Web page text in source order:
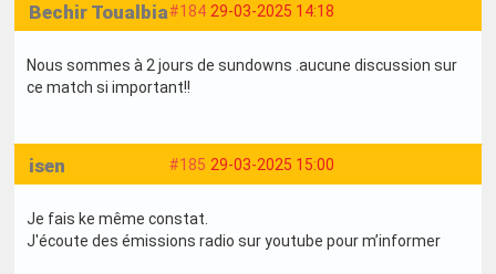
#184 29-03-2025 14:18
Bechir Toualbia
Nous sommes à 2 jours de sundowns .aucune discussion sur
ce match si important!!
#185 29-03-2025 15:00
isen
Je fais ke même constat.
J'écoute des émissions radio sur youtube pour m’informer